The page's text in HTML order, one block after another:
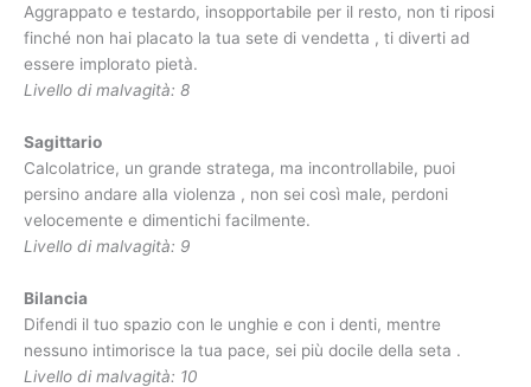
Con te non c’è nessun altro, non dai una risposta al no,
aggrappandoti al punto di dominio, come un buon leone , fai
capire fin dall’inizio chi è il capo.
Livello di malvagità: 6
In uno stato alterato sei arrabbiato e irascibile, non misuri le
conseguenze delle tue azioni, né l’intensità delle tue parole ,
ma quando la rabbia passa, arriva il rimpianto.
Livello di malvagità: 7